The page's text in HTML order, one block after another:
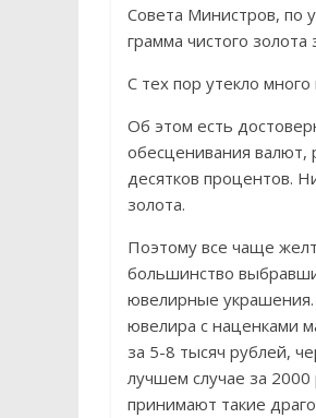
Совета Министров, по
грамма чистого золота
С тех пор утекло
Об этом есть
обесценивания валют,
десятков процентов.
золота.
Поэтому все чаще
большинство
ювелирные украшения.
ювелира с наценками
за 5-8 тысяч рублей,
лучшем случае за
принимают такие